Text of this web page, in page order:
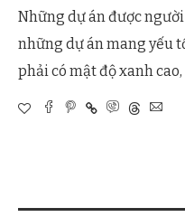
Những dự án được
những dự án mang yếu
phải có mật độ xanh